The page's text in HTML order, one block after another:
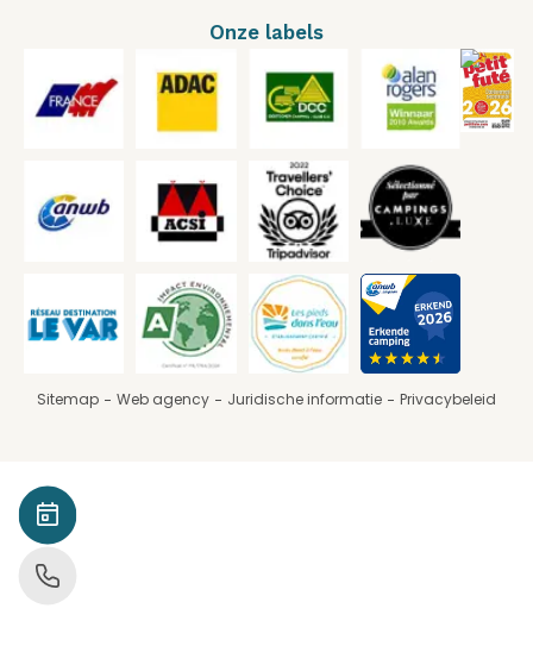
Onze labels
Sitemap Web agency Juridische informatie Privacybeleid